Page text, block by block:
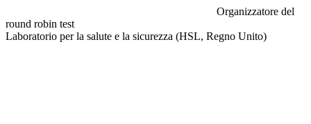
Organizzatore del
round robin test
Laboratorio per la salute e la sicurezza (HSL, Regno Unito)